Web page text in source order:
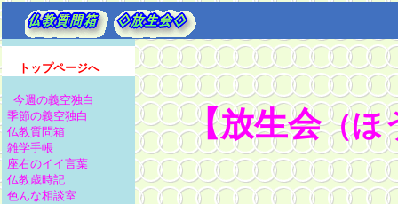
トップページへ
今週の義空独白
季節の義空独白
仏教質問箱
雑学手帳
座右のイイ言葉
仏教歳時記
色んな相談室
【放生会（ほ